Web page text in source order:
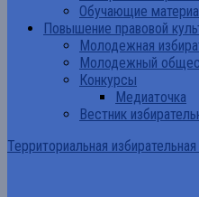
Обучающие
Повышение правовой
Молодежная
Молодежный
Конкурсы
Медиаточка
Вестник
Территориальная